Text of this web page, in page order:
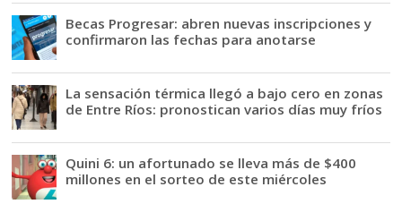
Becas Progresar: abren nuevas inscripciones y
confirmaron las fechas para anotarse
La sensación térmica llegó a bajo cero en zonas
de Entre Ríos: pronostican varios días muy fríos
Quini 6: un afortunado se lleva más de $400
millones en el sorteo de este miércoles